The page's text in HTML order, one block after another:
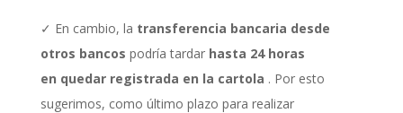
✓ En cambio, la transferencia bancaria desde
otros bancos podría tardar hasta 24 horas
en quedar registrada en la cartola . Por esto
sugerimos, como último plazo para realizar